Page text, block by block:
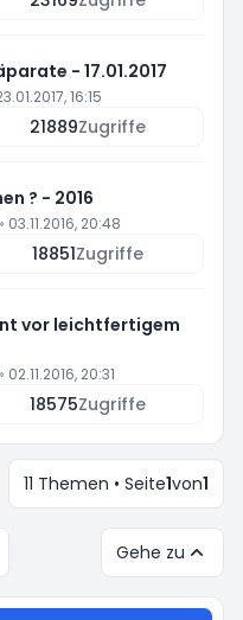
- 17.01.2017
16:15
21889Zugriffe
? - 2016
» 03.11.2016, 20:48
18851Zugriffe
vor leichtfertigem
» 02.11.2016, 20:31
18575Zugriffe
Einstellungen
11 Themen • Seite1von1
Gehe zu